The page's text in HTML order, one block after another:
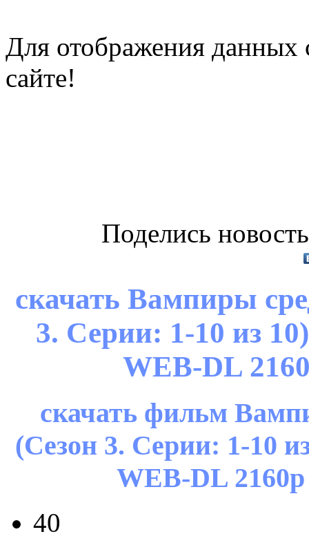
Для отображения
сайте!
Поделись
скачать Вампиры
3. Серии: 1-10 из
WEB-DL
скачать фильм
(Сезон 3. Серии: 1-10
WEB-DL
40